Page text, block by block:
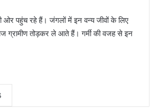
ओर पहुंच रहे हैं। जंगलों में इन वन्य जीवों के लिए
ग्रामीण तोड़कर ले आते हैं। गर्मी की वजह से इन